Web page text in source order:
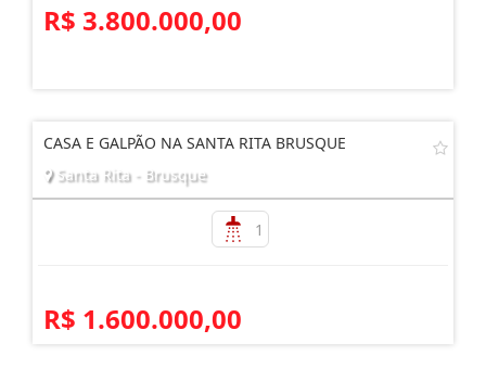
R$ 3.800.000,00
CASA E GALPÃO NA SANTA RITA BRUSQUE
Santa Rita - Brusque
1
R$ 1.600.000,00